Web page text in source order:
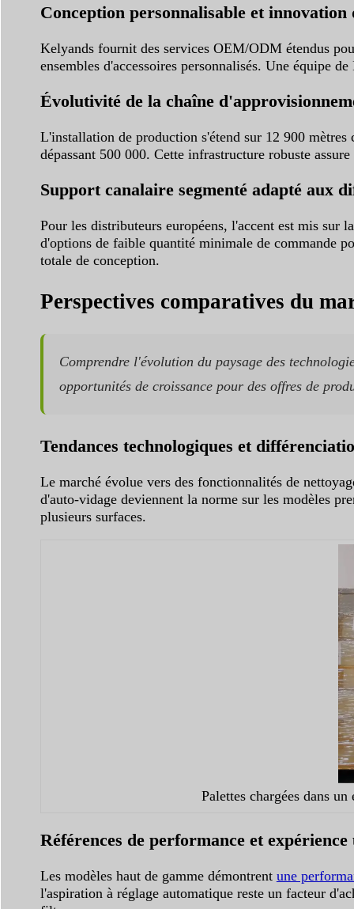
Conception personnalisable et innovation
Kelyands fournit des services OEM/ODM étendus
ensembles d'accessoires personnalisés. Une équipe
Évolutivité de la chaîne
L'installation de production s'étend sur 12 900
dépassant 500 000. Cette infrastructure robuste
Support canalaire segmenté adapté aux
Pour les distributeurs européens, l'accent est mis sur
d'options de faible quantité minimale de commande
totale de conception.
Perspectives comparatives du
Comprendre l'évolution du paysage des
opportunités de croissance pour des offres de
Tendances technologiques et
Le marché évolue vers des fonctionnalités de
d'auto-vidage deviennent la norme sur les modèles
plusieurs surfaces.
Palettes chargées dans
Références de performance et
Les modèles haut de gamme démontrent une
l'aspiration à réglage automatique reste un facteur